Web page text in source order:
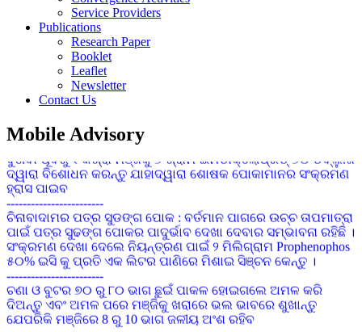
Service Providers
Publications
Research Paper
Booklet
Leaflet
Newsletter
Contact Us
Mobile Advisory
ତୁଳସୀ, ଭାଗ୍ୟ, ଆକ୍କା, ଚନ୍ଦ୍ରମୁଖୀ ଉତ୍ତମ ଅଟେ
------------------------
ଗଜା ପୂର୍ବବର୍ତ୍ତୀ ଘାସମରା ଔଷଧ ପ୍ରୟୋଗ କରିନଥିଲେ ଧାନ ବୁଣିବାର 15
ରୁ 20 ଦିନରେ ଏକର ପ୍ରତି 120 ମି.ଲି ବିସ୍ପାଇରିବାକ୍ ସୋଡିୟମ୍
10%ଏସ.ସି 200 ଲି. ପାଣିରେ ସିଞ୍ଚନ୍ତୁ
------------------------
ସାଧାରଣ କପା ଚାଷପାଇଁ ୧ କି.ଗ୍ରା. ପ୍ରତି ଏକର ଏବଂ ସଘନ କପା
------------------------
ବୁଣିବା ପୂର୍ବରୁ ୧ କିଗ୍ରା ମଞ୍ଜିକୁ ୭ ଗ୍ରାମ ଇମିଡାକ୍ଲୋପ୍ରିଡ୍ ୭୦ ଡବ୍ଲୁ.ଜି
ହ୍ରାସ ପାଇବ
------------------------
ଚିନାବାଦାମର ପତ୍ର ସୁଡଙ୍ଗ ପୋକ : ବର୍ତମାନ ପାଗରେ ଉଚ୍ଚ ତାପମାତ୍ରା
ପାଇଁ ପତ୍ର ସୁଢଙ୍ଗ ପୋକର ପାଦୁର୍ଭାବ ଦେଖା ଦେବାର ସମ୍ଭାବନା ରହିଛି ।
ସଂକ୍ରମଣ ଦେଖା ଦେଲେ ନିୟନ୍ତ୍ରଣ ପାଇଁ ୨ ମିଲିଗ୍ରାମ Prophenophos
୫୦% ଇସି କୁ ପ୍ରତି ଏକ ଲିଟର ପାଣିରେ ମିଶାଇ ସିଞ୍ଚନ କେନ୍ତୁ ।
------------------------
ଚଣା ଓ ବୁଟର ୭୦ ରୁ ୮୦ ଭାଗ ଛୁଇଁ ପାକଳ ହୋଇଗଲେ ଅମଳ କରି
ଦିଅନ୍ତୁ ଏବଂ ଅମଳ ପରେ ମଞ୍ଜିକୁ ଖରାରେ ଭଲ ଭାବରେ ଶୁଖାନ୍ତୁ
ଯେପରିକି ମଞ୍ଜିରେ 8 ରୁ 10 ଭାଗ ଜଳୀୟ ଅଂଶ ରହିବ
------------------------